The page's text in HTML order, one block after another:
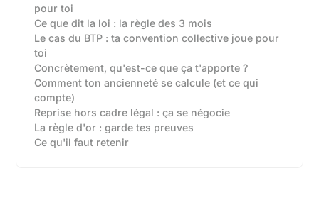
pour toi
Ce que dit la loi : la règle des 3 mois
Le cas du BTP : ta convention collective joue pour
toi
Concrètement, qu'est-ce que ça t'apporte ?
Comment ton ancienneté se calcule (et ce qui
compte)
Reprise hors cadre légal : ça se négocie
La règle d'or : garde tes preuves
Ce qu'il faut retenir